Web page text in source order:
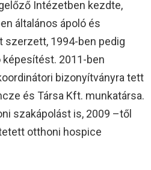
Intézetben kezdte,
általános ápoló és
1994-ben pedig
2011-ben
bizonyítványra tett
és Társa Kft. munkatársa.
szakápolást is, 2009 –től
otthoni hospice